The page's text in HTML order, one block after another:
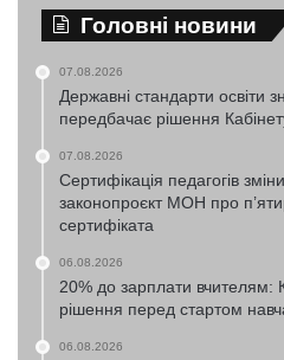
Головні новини
07.08.2026
Державні стандарти освіти
передбачає рішення
07.08.2026
Сертифікація педагогів
законопроєкт МОН про
сертифіката
06.08.2026
20% до зарплати вчителям:
рішення перед стартом
06.08.2026